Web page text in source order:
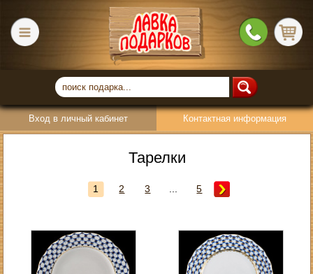
Вход в личный кабинет Контактная информация
Тарелки
1 2 3 5